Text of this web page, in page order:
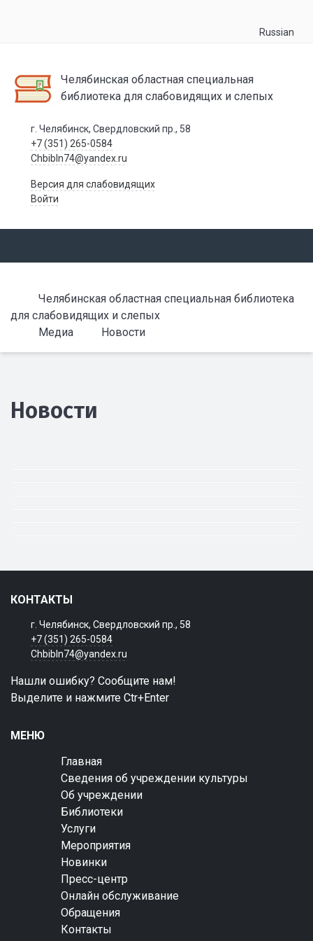
Russian
Челябинская областная специальная
библиотека для слабовидящих и слепых
г. Челябинск, Свердловский пр., 58
+7 (351) 265-0584
Chbibln74@yandex.ru
Версия для слабовидящих
Войти
Челябинская областная специальная библиотека
для слабовидящих и слепых
Медиа
Новости
Новости
КОНТАКТЫ
г. Челябинск, Свердловский пр., 58
+7 (351) 265-0584
Chbibln74@yandex.ru
Нашли ошибку? Сообщите нам!
Выделите и нажмите Ctr+Enter
МЕНЮ
Главная
Сведения об учреждении культуры
Об учреждении
Библиотеки
Услуги
Мероприятия
Новинки
Пресс-центр
Онлайн обслуживание
Обращения
Контакты